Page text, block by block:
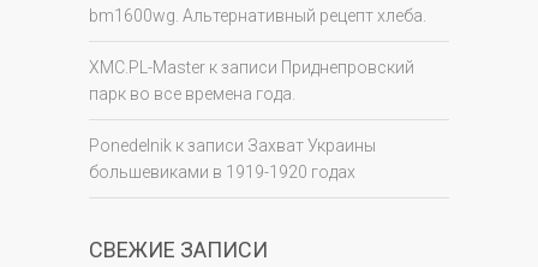
bm1600wg. Альтернативный рецепт хлеба.
XMC.PL-Master к записи Приднепровский
парк во все времена года.
Ponedelnik к записи Захват Украины
большевиками в 1919-1920 годах
СВЕЖИЕ ЗАПИСИ